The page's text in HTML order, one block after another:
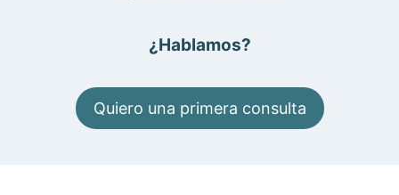
¿Hablamos?
Quiero una primera consulta